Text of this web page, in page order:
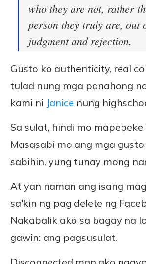
who they are not, rather
person they truly are, out
judgment and rejection.
Gusto ko authenticity, real
tulad nung mga panahong
kami ni Janice nung
Sa sulat, hindi mo
Masasabi mo ang mga
sabihin, yung tunay mong
At yan naman ang isang
sa'kin ng pag delete ng
Nakabalik ako sa bagay na
gawin: ang pagsusulat.